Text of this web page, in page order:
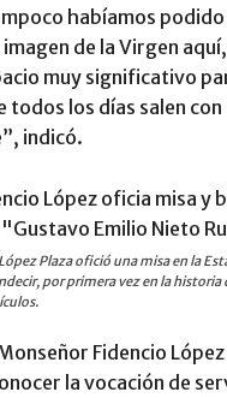
habíamos
de la Virgen
muy significativo
todos los días salen con
indicó.
Plaza ofició una misa en la
por primera vez en la historia
Fidencio
la vocación de